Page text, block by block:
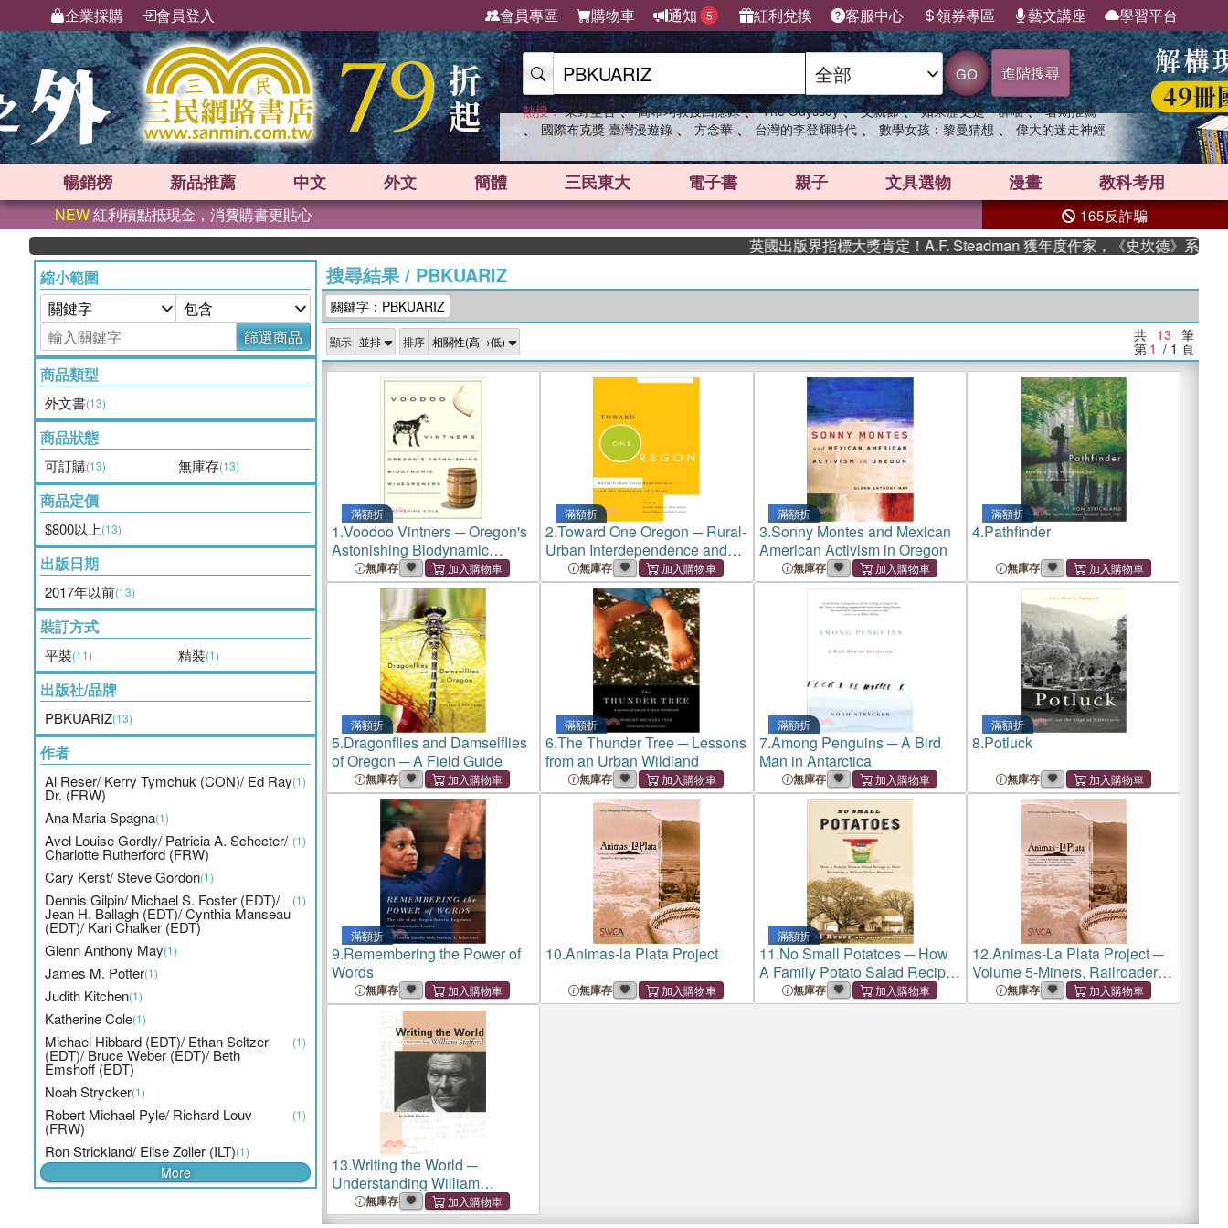
企業採購 會員登入 會員專區 購物車 通知 5 紅利兌換 客服中心 領券專區 藝文講座 學習平台
GO 進階搜尋
熱搜： 東野圭吾 、 高希均教授回憶錄 、 The Odyssey 、 父親節 、 如果歷史是一群喵 、 暑期推薦
、 國際布克獎 臺灣漫遊錄 、 方念華 、 台灣的李登輝時代 、 數學女孩：黎曼猜想 、 偉大的迷走神經
暢銷榜 新品推薦 中文 外文 簡體 三民東大 電子書 親子 文具選物 漫畫 教科考用
NEW紅利積點抵現金，消費購書更貼心 165反詐騙
英國出版界指標大獎肯定！A.F. Steadman 獲年度作家，《史坎德》系列帶你
縮小範圍
篩選商品
商品類型
外文書(13)
商品狀態
可訂購(13) 無庫存(13)
商品定價
$800以上(13)
出版日期
2017年以前(13)
裝訂方式
平裝(11) 精裝(1)
出版社/品牌
PBKUARIZ(13)
作者
Al Reser/ Kerry Tymchuk (CON)/ Ed Ray
Dr. (FRW)
(1)
Ana Maria Spagna(1)
Avel Louise Gordly/ Patricia A. Schecter/
Charlotte Rutherford (FRW)
(1)
Cary Kerst/ Steve Gordon(1)
Dennis Gilpin/ Michael S. Foster (EDT)/
Jean H. Ballagh (EDT)/ Cynthia Manseau
(EDT)/ Kari Chalker (EDT)
(1)
Glenn Anthony May(1)
James M. Potter(1)
Judith Kitchen(1)
Katherine Cole(1)
Michael Hibbard (EDT)/ Ethan Seltzer
(EDT)/ Bruce Weber (EDT)/ Beth
Emshoff (EDT)
(1)
Noah Strycker(1)
Robert Michael Pyle/ Richard Louv
(FRW)
(1)
Ron Strickland/ Elise Zoller (ILT)(1)
More
搜尋結果/ PBKUARIZ
關鍵字：PBKUARIZ
顯示 排序 共 13 筆
第 1 / 1 頁
滿額折
1.Voodoo Vintners ─ Oregon's
Astonishing Biodynamic
Winegrowers
無庫存
滿額折
2.Toward One Oregon ─ Rural-
Urban Interdependence and
the Evolution of a State
無庫存
滿額折
3.Sonny Montes and Mexican
American Activism in Oregon
無庫存
滿額折
4.Pathfinder
無庫存
滿額折
5.Dragonflies and Damselflies
of Oregon ─ A Field Guide
無庫存
滿額折
6.The Thunder Tree ─ Lessons
from an Urban Wildland
無庫存
滿額折
7.Among Penguins ─ A Bird
Man in Antarctica
無庫存
滿額折
8.Potluck
無庫存
滿額折
9.Remembering the Power of
Words
無庫存
10.Animas-la Plata Project
無庫存
滿額折
11.No Small Potatoes ─ How
A Family Potato Salad Recipe
is Fast Becoming a Billion
Dollar Business
無庫存
12.Animas-La Plata Project ─
Volume 5-Miners, Railroaders,
and Ranchers: Creating
Western Rural Landscapes in
無庫存
13.Writing the World ─
Understanding William
Stafford無庫存